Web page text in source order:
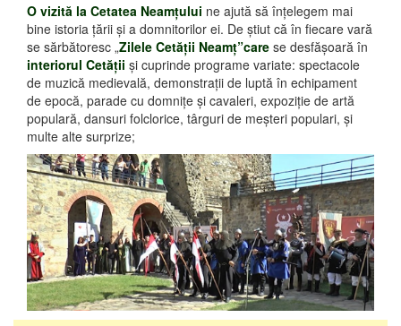
O vizită la Cetatea Neamţului ne ajută să înţelegem mai
bine istoria ţării şi a domnitorilor ei. De ştiut că în fiecare vară
se sărbătoresc „Zilele Cetăţii Neamţ”care se desfăşoară în
interiorul Cetăţii şi cuprinde programe variate: spectacole
de muzică medievală, demonstraţii de luptă în echipament
de epocă, parade cu domniţe şi cavaleri, expoziţie de artă
populară, dansuri folclorice, târguri de meşteri populari, şi
multe alte surprize;